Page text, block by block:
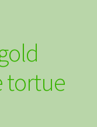
tortue